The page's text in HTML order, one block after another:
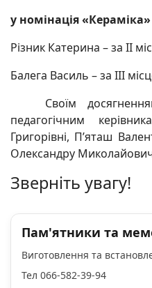
у номінація «Кераміка»
Різник Катерина – за ІІ
Балега Василь – за ІІІ
Своїм
педагогічним
Григорівні, П’яташ
Олександру
Зверніть увагу!
Пам'ятники та
Виготовлення та
Тел 066-582-39-94